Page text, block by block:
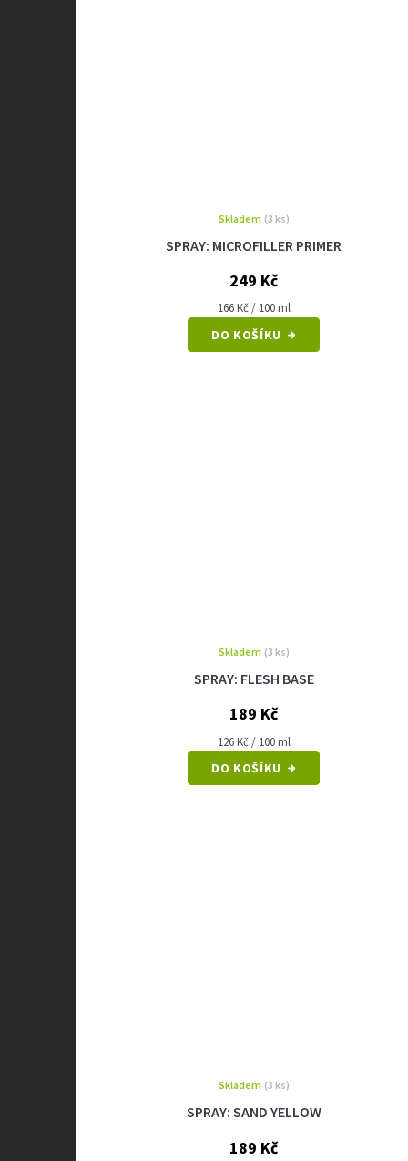
SPRAY: MICROFILLER PRIMER
Skladem (3 ks)
249 Kč
Měrná
cena:
166 Kč / 100 ml
DO KOŠÍKU
SPRAY: FLESH BASE
Skladem (3 ks)
189 Kč
Měrná
126 Kč / 100 ml
DO KOŠÍKU
SPRAY: SAND YELLOW
Skladem (3 ks)
189 Kč